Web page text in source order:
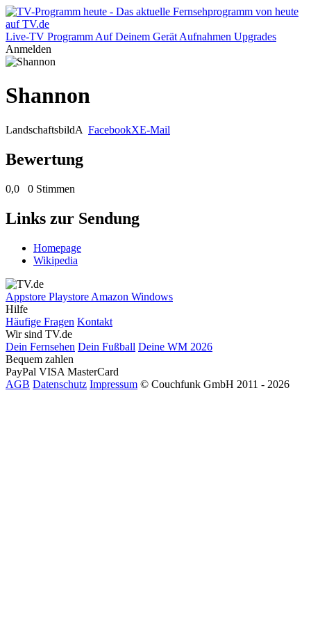
Live-TV Programm Auf Deinem Gerät Aufnahmen Upgrades
Anmelden
Shannon
LandschaftsbildA FacebookXE-Mail
Bewertung
0,0 0 Stimmen
Links zur Sendung
Homepage
Wikipedia
Appstore Playstore Amazon Windows
Hilfe
Häufige Fragen Kontakt
Wir sind TV.de
Dein Fernsehen Dein Fußball Deine WM 2026
Bequem zahlen
PayPal VISA MasterCard
AGB Datenschutz Impressum © Couchfunk GmbH 2011 - 2026